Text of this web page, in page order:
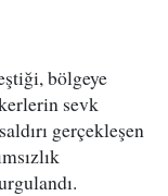
bölgeye
sevk
gerçekleşen